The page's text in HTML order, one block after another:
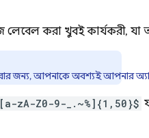
লেবেল করা খুবই কার্যকরী,
জন্য, আপনাকে অবশ্যই আপনার
zA-Z0-9-_.~%]{1,50}$